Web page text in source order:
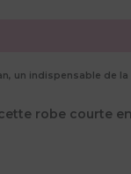
un indispensable de
robe courte